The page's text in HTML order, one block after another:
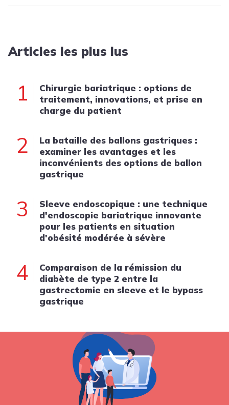
Articles les plus lus
1
Chirurgie bariatrique : options de
traitement, innovations, et prise en
charge du patient
2
La bataille des ballons gastriques :
examiner les avantages et les
inconvénients des options de ballon
gastrique
3
Sleeve endoscopique : une technique
d'endoscopie bariatrique innovante
pour les patients en situation
d'obésité modérée à sévère
4
Comparaison de la rémission du
diabète de type 2 entre la
gastrectomie en sleeve et le bypass
gastrique